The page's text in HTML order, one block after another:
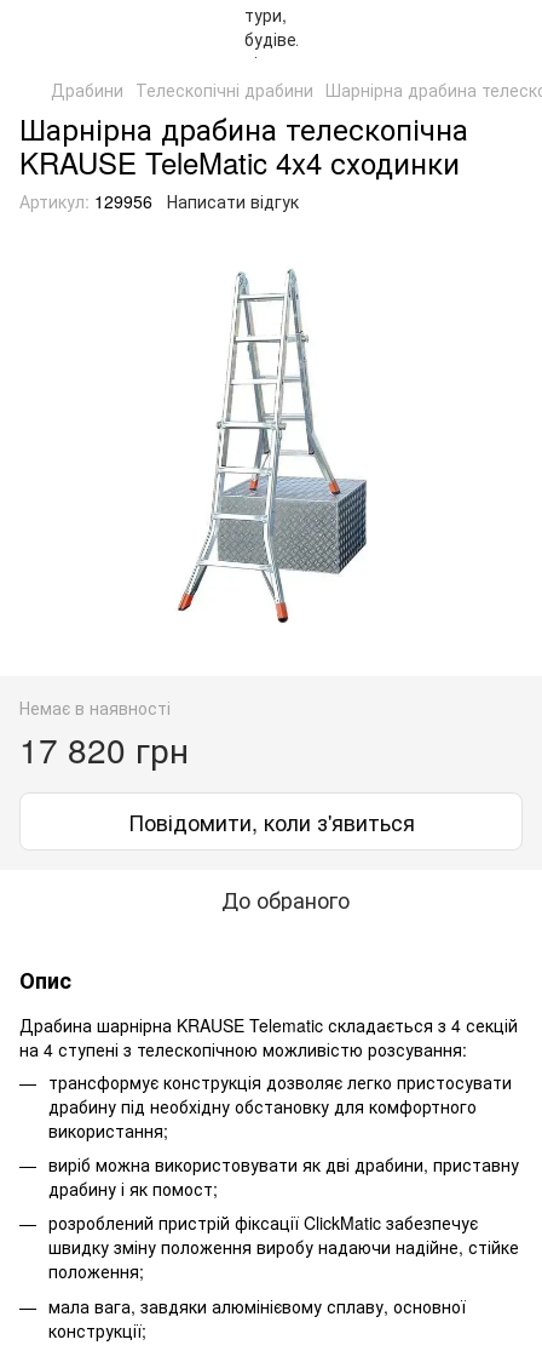
Драбини Телескопічні драбини Шарнірна драбина
Шарнірна драбина телескопічна
KRAUSE TeleMatic 4x4 сходинки
Артикул: 129956 Написати відгук
Немає в наявності
17 820 грн
Повідомити, коли з'явиться
До обраного
Опис
Драбина шарнірна KRAUSE Telematic складається з 4 секцій
на 4 ступені з телескопічною можливістю розсування:
трансформує конструкція дозволяє легко пристосувати
драбину під необхідну обстановку для комфортного
використання;
виріб можна використовувати як дві драбини, приставну
драбину і як помост;
розроблений пристрій фіксації ClickMatic забезпечує
швидку зміну положення виробу надаючи надійне, стійке
положення;
мала вага, завдяки алюмінієвому сплаву, основної
конструкції;